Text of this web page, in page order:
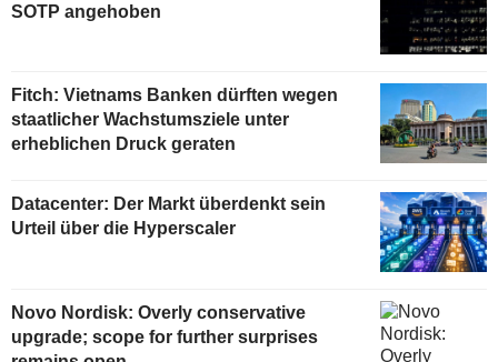
SOTP angehoben
Fitch: Vietnams Banken dürften wegen
staatlicher Wachstumsziele unter
erheblichen Druck geraten
Datacenter: Der Markt überdenkt sein
Urteil über die Hyperscaler
Novo Nordisk: Overly conservative
upgrade; scope for further surprises